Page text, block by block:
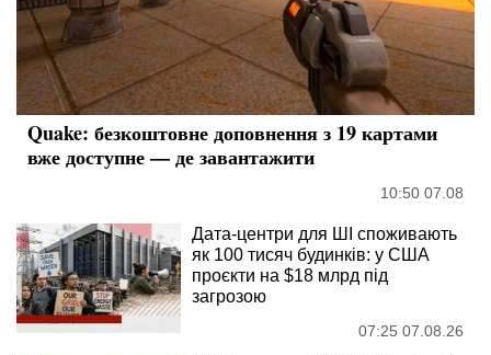
Quake: безкоштовне доповнення з 19 картами
вже доступне — де завантажити
10:50 07.08
Дата-центри для ШІ споживають
як 100 тисяч будинків: у США
проєкти на $18 млрд під
загрозою
07:25 07.08.26